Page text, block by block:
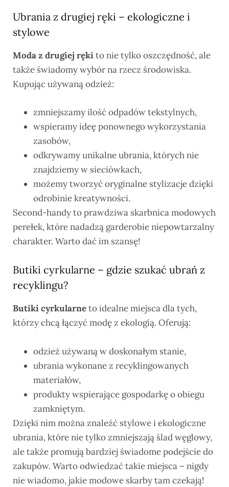
Ubrania z drugiej ręki – ekologiczne i
stylowe
Moda z drugiej rękito nie tylko oszczędność, ale
także świadomy wybór na rzecz środowiska.
Kupując używaną odzież:
zmniejszamy ilość odpadów tekstylnych,
wspieramy ideę ponownego wykorzystania
zasobów,
odkrywamy unikalne ubrania, których nie
znajdziemy w sieciówkach,
możemy tworzyć oryginalne stylizacje dzięki
odrobinie kreatywności.
Second-handy to prawdziwa skarbnica modowych
perełek, które nadadzą garderobie niepowtarzalny
charakter. Warto dać im szansę!
Butiki cyrkularne – gdzie szukać ubrań z
recyklingu?
Butiki cyrkularneto idealne miejsca dla tych,
którzy chcą łączyć modę z ekologią. Oferują:
odzież używaną w doskonałym stanie,
ubrania wykonane z recyklingowanych
materiałów,
produkty wspierające gospodarkę o obiegu
zamkniętym.
Dzięki nim można znaleźć stylowe i ekologiczne
ubrania, które nie tylko zmniejszają ślad węglowy,
ale także promują bardziej świadome podejście do
zakupów. Warto odwiedzać takie miejsca – nigdy
nie wiadomo, jakie modowe skarby tam czekają!